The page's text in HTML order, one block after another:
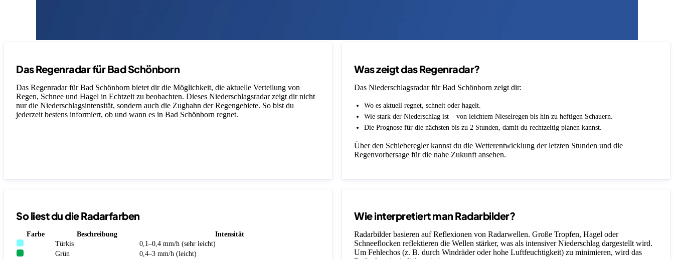
Das Regenradar für Bad Schönborn
Das Regenradar für Bad Schönborn bietet dir die Möglichkeit, die aktuelle Verteilung von
Regen, Schnee und Hagel in Echtzeit zu beobachten. Dieses Niederschlagsradar zeigt dir nicht
nur die Niederschlagsintensität, sondern auch die Zugbahn der Regengebiete. So bist du
jederzeit bestens informiert, ob und wann es in Bad Schönborn regnet.
Was zeigt das Regenradar?
Das Niederschlagsradar für Bad Schönborn zeigt dir:
Wo es aktuell regnet, schneit oder hagelt.
Wie stark der Niederschlag ist – von leichtem Nieselregen bis hin zu heftigen Schauern.
Die Prognose für die nächsten bis zu 2 Stunden, damit du rechtzeitig planen kannst.
Über den Schieberegler kannst du die Wetterentwicklung der letzten Stunden und die
Regenvorhersage für die nahe Zukunft ansehen.
So liest du die Radarfarben
Farbe Beschreibung
Intensität
Türkis
0,1–0,4 mm/h (sehr leicht)
Grün
0,4–3 mm/h (leicht)
Wie interpretiert man Radarbilder?
Radarbilder basieren auf Reflexionen von Radarwellen. Große Tropfen, Hagel oder
Schneeflocken reflektieren die Wellen stärker, was als intensiver Niederschlag dargestellt wird.
Um Fehlechos (z. B. durch Windräder oder hohe Luftfeuchtigkeit) zu minimieren, wird das